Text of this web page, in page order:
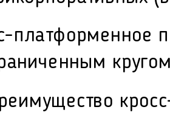
платформенное